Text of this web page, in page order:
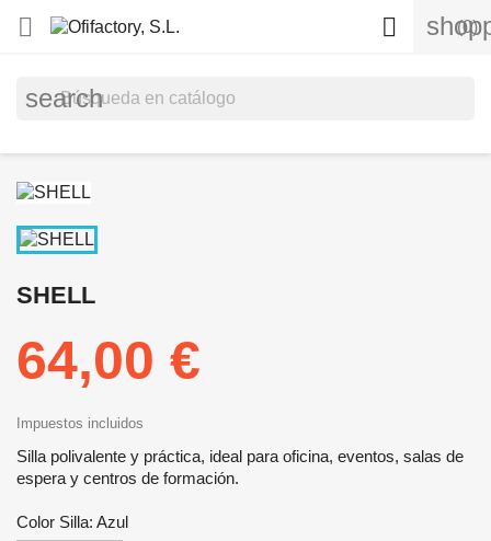
 (0)

search
SHELL
64,00 €
Impuestos incluidos
Silla polivalente y práctica, ideal para oficina, eventos, salas de
espera y centros de formación.
Color Silla: Azul